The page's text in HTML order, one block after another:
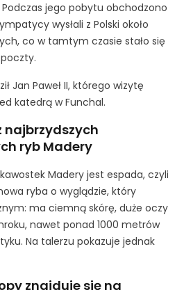
jego pobytu obchodzono
wysłali z Polski około
co w tamtym czasie stało się
Jan Paweł II, którego wizytę
katedrą w Funchal.
najbrzydszych
ryb Madery
Madery jest espada, czyli
ryba o wyglądzie, który
ma ciemną skórę, duże oczy
nawet ponad 1000 metrów
Na talerzu pokazuje jednak
znajduje się na